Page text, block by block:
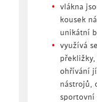
vlákna
kousek
unikátní
využívá
ohřívání
nástrojů,
sportovní